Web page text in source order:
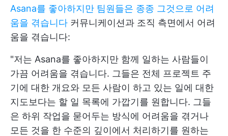
Asana를 좋아하지만 팀원들은 종종 그것으로 어려
움을 겪습니다 커뮤니케이션과 조직 측면에서 어려
움을 겪습니다:
"저는 Asana를 좋아하지만 함께 일하는 사람들이
가끔 어려움을 겪습니다. 그들은 전체 프로젝트 주
기에 대한 개요와 모든 사람이 하고 있는 일에 대한
지도보다는 할 일 목록에 가깝기를 원합니다. 그들
은 하위 작업을 묻어두는 방식에 어려움을 겪거나
모든 것을 한 수준의 깊이에서 처리하기를 원하는